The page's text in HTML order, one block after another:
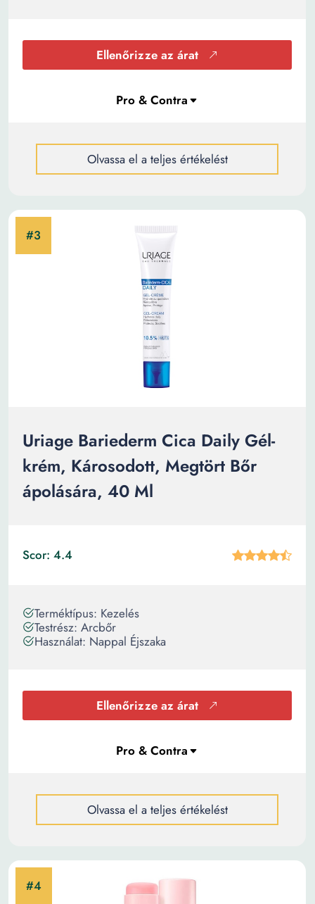
Ellenőrizze az árat
Olvassa el a teljes értékelést
Uriage Bariederm Cica Daily Gél-
krém, Károsodott, Megtört Bőr
ápolására, 40 Ml
Scor: 4.4
Terméktípus: Kezelés
Testrész: Arcbőr
Használat: Nappal Éjszaka
Ellenőrizze az árat
Olvassa el a teljes értékelést